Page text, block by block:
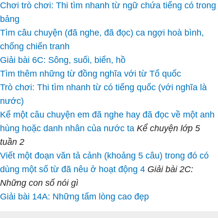
Chơi trò chơi: Thi tìm nhanh từ ngữ chứa tiếng có trong
bảng
Tìm câu chuyện (đã nghe, đã đọc) ca ngợi hoà bình,
chống chiến tranh
Giải bài 6C: Sông, suối, biển, hồ
Tìm thêm những từ đồng nghĩa với từ Tổ quốc
Trò chơi: Thi tìm nhanh từ có tiếng quốc (với nghĩa là
nước)
Kể một câu chuyện em đã nghe hay đã đọc về một anh
hùng hoặc danh nhân của nước ta Kể chuyện lớp 5
tuần 2
Viết một đoạn văn tả cảnh (khoảng 5 câu) trong đó có
dùng một số từ đã nêu ở hoạt động 4 Giải bài 2C:
Những con số nói gì
Giải bài 14A: Những tấm lòng cao đẹp